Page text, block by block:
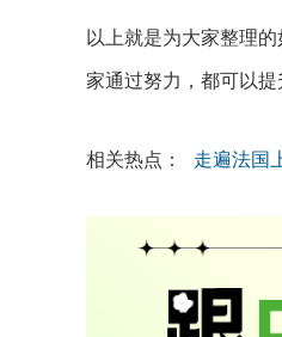
以上就是为大家整理
家通过努力，都可以提
相关热点： 走遍法国